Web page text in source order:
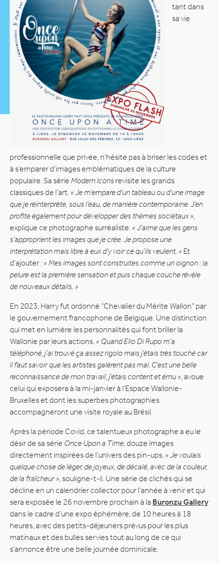
tant dans
sa vie
professionnelle que privée, n’hésite pas à briser les codes et
à s’emparer d’images emblématiques de la culture
populaire. Sa série Modern Icons revisite les grands
classiques de l’art. « Je m’empare d’un tableau ou d’une image
que je réinterprète, sous l’eau, de manière contemporaine. J’en
profite également pour développer des thèmes sociétaux »
explique ce photographe surréaliste. « J’aime que les gens
s’approprient les images que je crée. Je propose une
interprétation mais libre à eux d’y voir ce qu’ils veulent. » Et
d’ajouter : « Mes images sont construites comme un oignon : la
pelure est la première sensation et puis chaque couche révèle
de nouveaux détails. »
En 2023, Harry fut ordonné “Chevalier du Mérite Wallon” par
le gouvernement francophone de Belgique. Une distinction
qui met en lumière les personnalités qui font briller la
Wallonie par leurs actions. « Quand Elio Di Rupo m’a
téléphoné, j’ai trouvé ça assez rigolo mais j’étais très touché car
il faut savoir que les artistes galèrent pas mal. C’est une belle
reconnaissance de mon travail, j’étais content et ému » , avoue
celui qui exposera à la mi-janvier à l’Espace Wallonie-
Bruxelles et dont les superbes photographies
accompagneront une visite royale au Brésil.
Après la période Covid, ce talentueux photographe a eu le
désir de sa série Once Upon a Time , douze images
directement inspirées de l’univers des pin-ups. « Je voulais
quelque chose de léger, de joyeux, de décalé, avec de la couleur,
de la fraîcheur » , souligne-t-il. Une série de clichés qui se
décline en un calendrier collector pour l’année à venir et qui
sera exposée le 26 novembre prochain à la Buronzu Gallery
dans le cadre d’une expo éphémère, de 10 heures à 18
heures, avec des petits-déjeuners prévus pour les plus
matinaux et des bulles servies tout au long de ce qui
s’annonce être une belle journée dominicale.